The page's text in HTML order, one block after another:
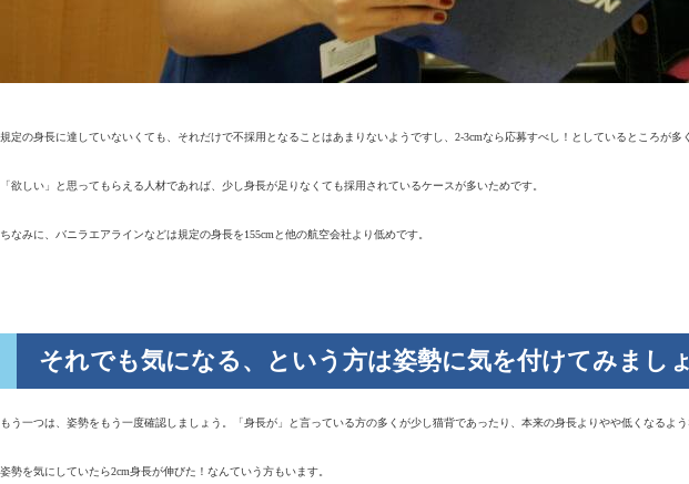
規定の身長に達していないくても、それだけで不採用となることはあまりないようですし、2-3cmなら応募すべし！としているところが多
「欲しい」と思ってもらえる人材であれば、少し身長が足りなくても採用されているケースが多いためです。
ちなみに、バニラエアラインなどは規定の身長を155cmと他の航空会社より低めです。
それでも気になる、という方は姿勢に気を付けてみましょ
もう一つは、姿勢をもう一度確認しましょう。「身長が」と言っている方の多くが少し猫背であったり、本来の身長よりやや低くなるよ
姿勢を気にしていたら2cm身長が伸びた！なんていう方もいます。